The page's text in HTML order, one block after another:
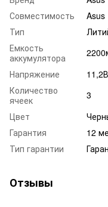
Совместимость
Asus
Тип
Емкость
аккумулятора
Напряжение
Количество
ячеек
3
Цвет
Гарантия
12
Тип гарантии
Отзывы